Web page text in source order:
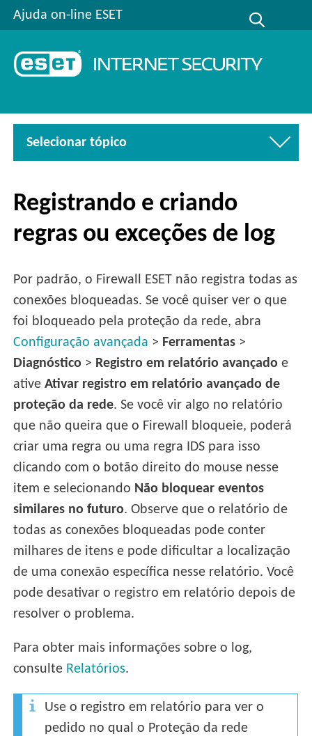
Ajuda on-line ESET
Selecionar tópico
Registrando e criando
regras ou exceções de log
Por padrão, o Firewall ESET não registra todas as
conexões bloqueadas. Se você quiser ver o que
foi bloqueado pela proteção da rede, abra
Configuração avançada > Ferramentas >
Diagnóstico > Registro em relatório avançado e
ativeAtivar registro em relatório avançado de
proteção da rede. Se você vir algo no relatório
que não queira que o Firewall bloqueie, poderá
criar uma regra ou uma regra IDS para isso
clicando com o botão direito do mouse nesse
item e selecionando Não bloquear eventos
similares no futuro. Observe que o relatório de
todas as conexões bloqueadas pode conter
milhares de itens e pode dificultar a localização
de uma conexão específica nesse relatório. Você
pode desativar o registro em relatório depois de
resolver o problema.
Para obter mais informações sobre o log,
consulte Relatórios.
Use o registro em relatório para ver o
pedido no qual o Proteção da rede